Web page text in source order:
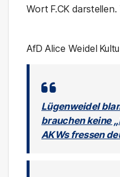
Wort F.CK darstellen.
AfD Alice Weidel
Lügenweidel
brauchen keine
AKWs fressen